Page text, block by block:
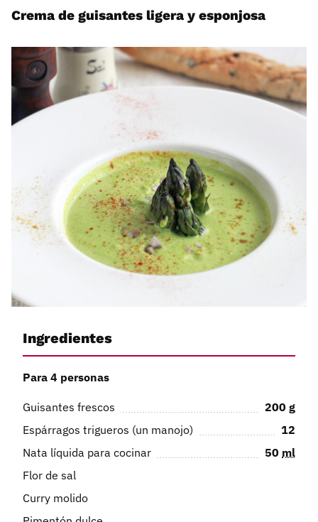
Crema de guisantes ligera y esponjosa
Ingredientes
Para 4 personas
Guisantes frescos 200 g
Espárragos trigueros (un manojo)
12
Nata líquida para cocinar
50 ml
Flor de sal
Curry molido